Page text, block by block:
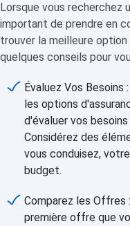
Lorsque vous recherchez
important de prendre en
trouver la meilleure
quelques conseils pour
Évaluez Vos
les options
d'évaluer vos
Considérez des
vous conduisez,
budget.
Comparez les Offres
première offre que